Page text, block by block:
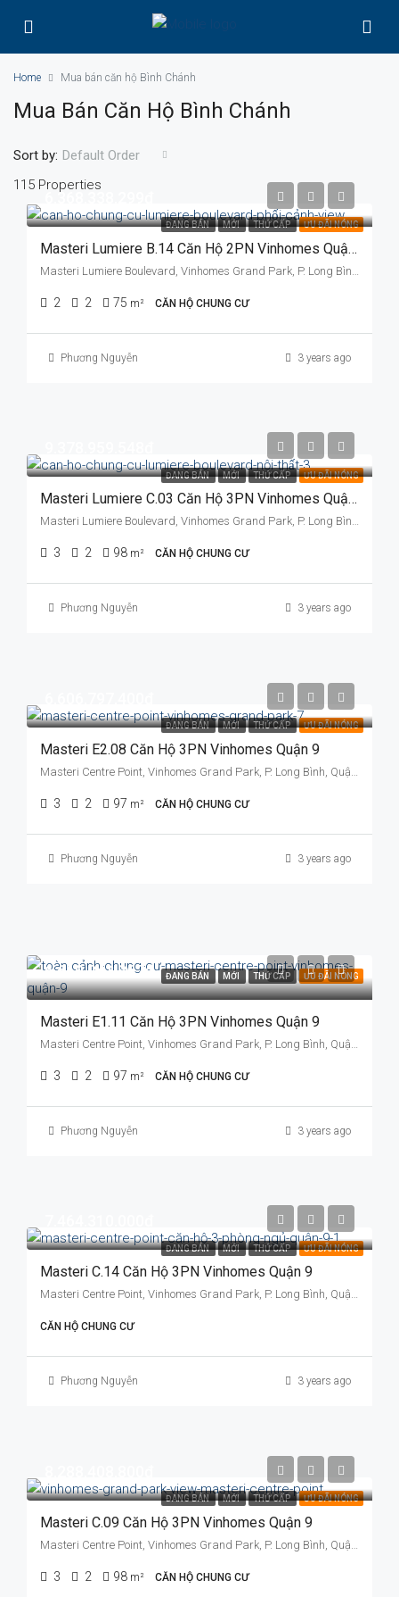
Home Mua bán căn hộ Bình Chánh
Mua Bán Căn Hộ Bình Chánh
115 Properties
Sort by: Default Order
ĐANG BÁN MỚI THỨ CẤP ƯU ĐÃI NÓNG
6.368.338.299đ
Masteri Lumiere B.14 Căn Hộ 2PN Vinhomes Quận 9
2 2 75 m² CĂN HỘ CHUNG CƯ
Phương Nguyễn 3 years ago
ĐANG BÁN MỚI THỨ CẤP ƯU ĐÃI NÓNG
Masteri Lumiere C.03 Căn Hộ 3PN Vinhomes Quận 9
Masteri Lumiere Boulevard, Vinhomes Grand Park, P. Long Bình, Quận 9, TP. Thủ Đức, TP. HCM
3 2 98 m² CĂN HỘ CHUNG CƯ
Phương Nguyễn 3 years ago
ĐANG BÁN MỚI THỨ CẤP ƯU ĐÃI NÓNG
Masteri E2.08 Căn Hộ 3PN Vinhomes Quận 9
3 2 97 m² CĂN HỘ CHUNG CƯ
Phương Nguyễn 3 years ago
ĐANG BÁN MỚI THỨ CẤP ƯU ĐÃI NÓNG
6.610.241.867đ
Masteri E1.11 Căn Hộ 3PN Vinhomes Quận 9
3 2 97 m² CĂN HỘ CHUNG CƯ
Phương Nguyễn 3 years ago
ĐANG BÁN MỚI THỨ CẤP ƯU ĐÃI NÓNG
Masteri C.14 Căn Hộ 3PN Vinhomes Quận 9
Masteri Centre Point, Vinhomes Grand Park, P. Long Bình, Quận 9, TP. Thủ Đức, TP. HCM
CĂN HỘ CHUNG CƯ
Phương Nguyễn 3 years ago
ĐANG BÁN MỚI THỨ CẤP ƯU ĐÃI NÓNG
Masteri C.09 Căn Hộ 3PN Vinhomes Quận 9
3 2 98 m² CĂN HỘ CHUNG CƯ